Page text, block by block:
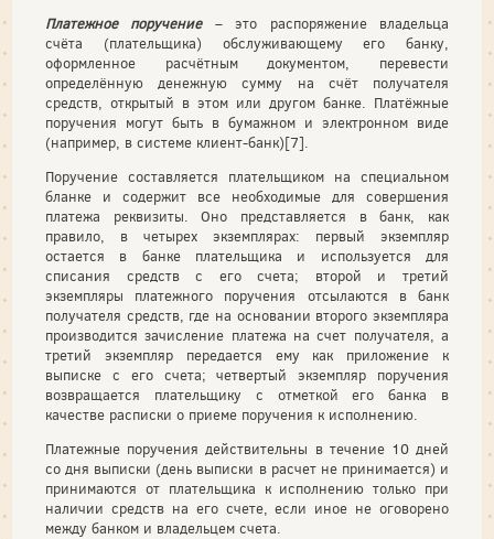
Платежное поручение– это распоряжение владельца
счёта (плательщика) обслуживающему его банку,
оформленное расчётным документом, перевести
определённую денежную сумму на счёт получателя
средств, открытый в этом или другом банке. Платёжные
поручения могут быть в бумажном и электронном виде
(например, в системе клиент-банк)[7].
Поручение составляется плательщиком на специальном
бланке и содержит все необходимые для совершения
платежа реквизиты. Оно представляется в банк, как
правило, в четырех экземплярах: первый экземпляр
остается в банке плательщика и используется для
списания средств с его счета; второй и третий
экземпляры платежного поручения отсылаются в банк
получателя средств, где на основании второго экземпляра
производится зачисление платежа на счет получателя, а
третий экземпляр передается ему как приложение к
выписке с его счета; четвертый экземпляр поручения
возвращается плательщику с отметкой его банка в
качестве расписки о приеме поручения к исполнению.
Платежные поручения действительны в течение 10 дней
со дня выписки (день выписки в расчет не принимается) и
принимаются от плательщика к исполнению только при
наличии средств на его счете, если иное не оговорено
между банком и владельцем счета.